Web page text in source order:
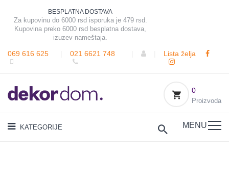
BESPLATNA DOSTAVA
Za kupovinu do 6000 rsd isporuka je 479 rsd.
Kupovina preko 6000 rsd besplatna dostava,
izuzev nameštaja.
069 616 625 021 6621 748 Lista želja
0
Proizvoda
KATEGORIJE MENU